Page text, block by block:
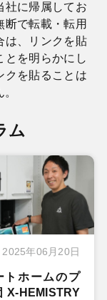
社に帰属してお
断で転載・転用
は、リンクを貼
とを明らかにし
クを貼ることは
ム
2025年06月20日
トホームのプ
X-HEMISTRY